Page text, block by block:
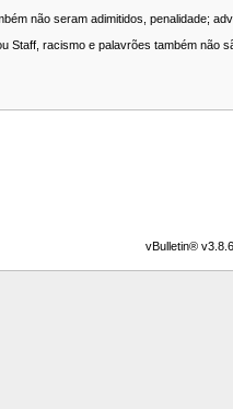
não seram adimitidos, penalidade;
racismo e palavrões também não
vBulletin®